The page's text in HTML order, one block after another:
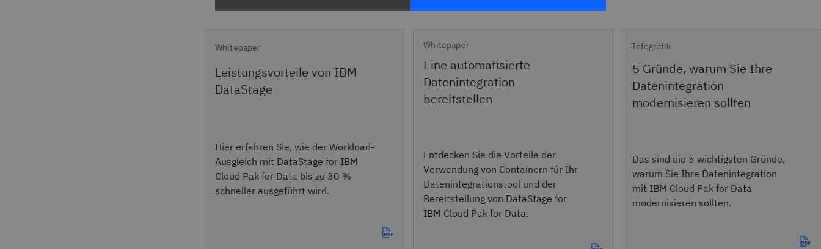
Whitepaper
Leistungsvorteile von IBM
DataStage
Hier erfahren Sie, wie der Workload-
Ausgleich mit DataStage for IBM
Cloud Pak for Data bis zu 30 %
schneller ausgeführt wird.
Whitepaper
Eine automatisierte
Datenintegration
bereitstellen
Entdecken Sie die Vorteile der
Verwendung von Containern für Ihr
Datenintegrationstool und der
Bereitstellung von DataStage for
IBM Cloud Pak for Data.
Infografik
5 Gründe, warum Sie Ihre
Datenintegration
modernisieren sollten
Das sind die 5 wichtigsten Gründe,
warum Sie Ihre Datenintegration
mit IBM Cloud Pak for Data
modernisieren sollten.